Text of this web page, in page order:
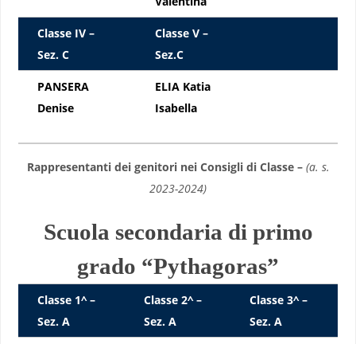
Classe IV –
Sez. C
Classe V –
Sez.C
PANSERA
Denise
ELIA Katia
Isabella
Rappresentanti dei genitori nei Consigli di Classe – (a. s.
2023-2024)
Scuola secondaria di primo
grado “Pythagoras”
Classe 1^ –
Sez. A
Classe 2^ –
Sez. A
Classe 3^ –
Sez. A